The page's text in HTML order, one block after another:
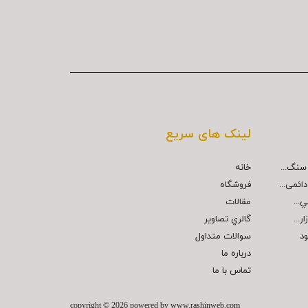
لینک های سریع
خانه
فروشگاه
مقالات
گالري تصاوير
سوالات متداول
درباره ما
تماس با ما
copyright © 2026 powered by www.rashinweb.com